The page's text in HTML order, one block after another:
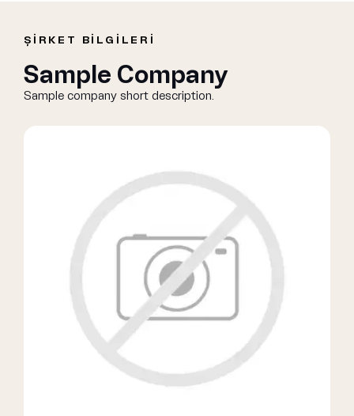
ŞİRKET BİLGİLERİ
Sample Company
Sample company short description.